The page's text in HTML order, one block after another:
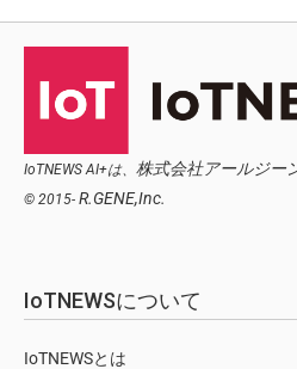
IoTNEWS AI+は、 株式会社アールジー
© 2015- R.GENE,Inc.
IoTNEWSについて
IoTNEWSとは